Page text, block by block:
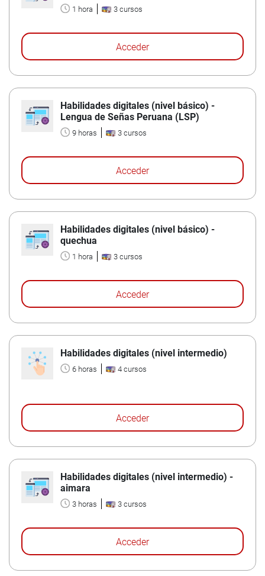
1 hora 3 cursos
Acceder
Habilidades digitales (nivel básico) -
Lengua de Señas Peruana (LSP)
9 horas 3 cursos
Acceder
Habilidades digitales (nivel básico) -
quechua
1 hora 3 cursos
Acceder
Habilidades digitales (nivel intermedio)
6 horas 4 cursos
Acceder
Habilidades digitales (nivel intermedio) -
aimara
3 horas 3 cursos
Acceder